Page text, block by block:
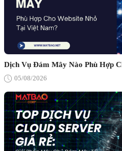
Dịch Vụ Đám Mây Nào Phù Hợp
05/08/2026